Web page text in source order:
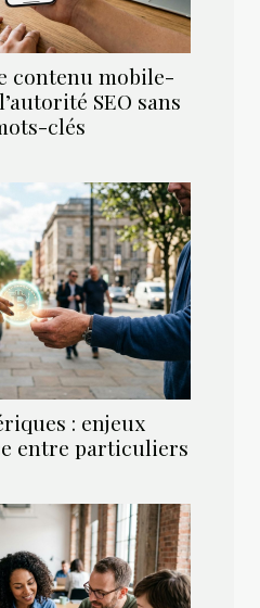
contenu mobile-
SEO sans
clés
: enjeux
entre particuliers